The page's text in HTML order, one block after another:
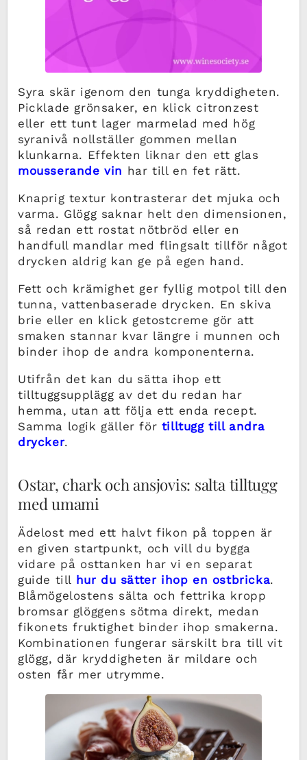
Syra skär igenom den tunga kryddigheten.
Picklade grönsaker, en klick citronzest
eller ett tunt lager marmelad med hög
syranivå nollställer gommen mellan
klunkarna. Effekten liknar den ett glas
mousserande vin har till en fet rätt.
Knaprig textur kontrasterar det mjuka och
varma. Glögg saknar helt den dimensionen,
så redan ett rostat nötbröd eller en
handfull mandlar med flingsalt tillför något
drycken aldrig kan ge på egen hand.
Fett och krämighet ger fyllig motpol till den
tunna, vattenbaserade drycken. En skiva
brie eller en klick getostcreme gör att
smaken stannar kvar längre i munnen och
binder ihop de andra komponenterna.
Utifrån det kan du sätta ihop ett
tilltuggsupplägg av det du redan har
hemma, utan att följa ett enda recept.
Samma logik gäller för tilltugg till andra
drycker.
Ostar, chark och ansjovis: salta tilltugg
med umami
Ädelost med ett halvt fikon på toppen är
en given startpunkt, och vill du bygga
vidare på osttanken har vi en separat
guide till hur du sätter ihop en ostbricka.
Blåmögelostens sälta och fettrika kropp
bromsar glöggens sötma direkt, medan
fikonets fruktighet binder ihop smakerna.
Kombinationen fungerar särskilt bra till vit
glögg, där kryddigheten är mildare och
osten får mer utrymme.